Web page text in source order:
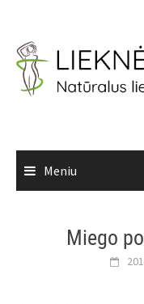
content
Meniu
Miego